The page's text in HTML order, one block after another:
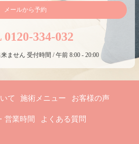
メールから予約
334-032
ません 受付時間 / 午前 8:00 - 20:00
て 施術メニュー お客様の声
営業時間 よくある質問